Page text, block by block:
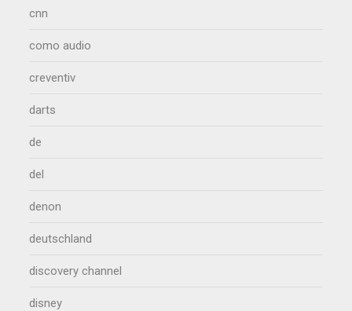
cnn
como audio
creventiv
darts
de
del
denon
deutschland
discovery channel
disney